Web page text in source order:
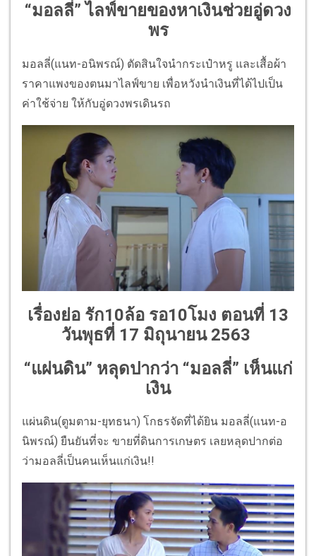
“มอลลี่” ไลฟ์ขายของหาเงินช่วยอู่ดวง
พร
มอลลี่(แนท-อนิพรณ์) ตัดสินใจนำกระเป๋าหรู และเสื้อผ้า
ราคาแพงของตนมาไลฟ์ขาย เพื่อหวังนำเงินที่ได้ไปเป็น
ค่าใช้จ่าย ให้กับอู่ดวงพรเดินรถ
เรื่องย่อ รัก10ล้อ รอ10โมง ตอนที่ 13
วันพุธที่ 17 มิถุนายน 2563
“แผ่นดิน” หลุดปากว่า “มอลลี่” เห็นแก่
เงิน
แผ่นดิน(ตูมตาม-ยุทธนา) โกธรจัดที่ได้ยิน มอลลี่(แนท-อ
นิพรณ์) ยืนยันที่จะ ขายที่ดินการเกษตร เลยหลุดปากต่อ
ว่ามอลลี่เป็นคนเห็นแก่เงิน!!